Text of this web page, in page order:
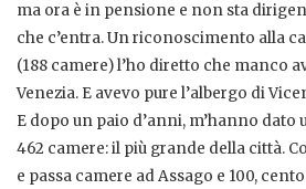
ma ora è in pensione e non sta
che c’entra. Un riconoscimento alla
(188 camere) l’ho diretto che manco
Venezia. E avevo pure l’albergo di
E dopo un paio d’anni, m’hanno dato
462 camere: il più grande della città.
e passa camere ad Assago e 100,